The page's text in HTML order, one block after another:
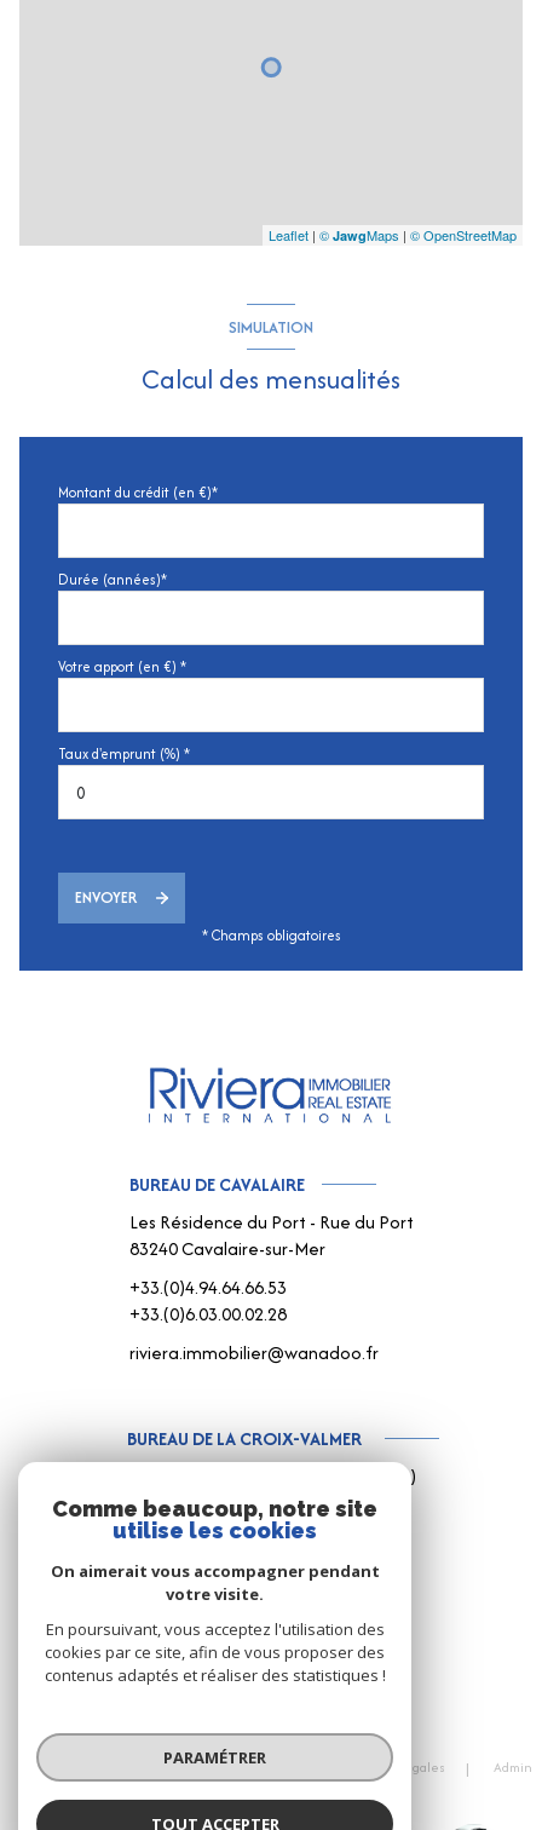
Leaflet | © JawgMaps | © OpenStreetMap
SIMULATION
Calcul des mensualités
Montant du crédit (en €)*
Durée (années)*
Votre apport (en €) *
Taux d'emprunt (%) *
ENVOYER
* Champs obligatoires
BUREAU DE CAVALAIRE
Les Résidence du Port - Rue du Port
83240 Cavalaire-sur-Mer
+33.(0)4.94.64.66.53
+33.(0)6.03.00.02.28
riviera.immobilier@wanadoo.fr
BUREAU DE LA CROIX-VALMER
187 Rue Louis Martin ( Rue centrale )
83420 La Croix-Valmer
+33.(0)4.94.79.59.18
+33.(0)6.15.75.38.65
info@rivimo.com
© 2026 | Tous droits réservés
Nos partenaires Mentions légales
Admin
Cookies
Comme beaucoup, notre site
utilise les cookies
On aimerait vous accompagner pendant
votre visite.
En poursuivant, vous acceptez l'utilisation des
cookies par ce site, afin de vous proposer des
contenus adaptés et réaliser des statistiques !
PARAMÉTRER
TOUT ACCEPTER